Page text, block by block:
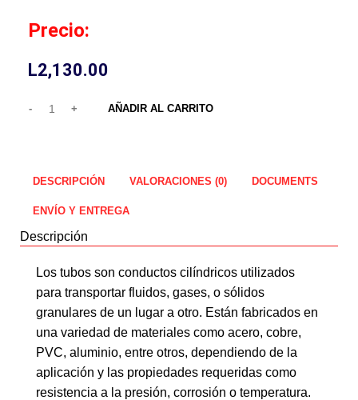
Precio:
L2,130.00
AÑADIR AL CARRITO
DESCRIPCIÓN VALORACIONES (0) DOCUMENTS
ENVÍO Y ENTREGA
Descripción
Los tubos son conductos cilíndricos utilizados
para transportar fluidos, gases, o sólidos
granulares de un lugar a otro. Están fabricados en
una variedad de materiales como acero, cobre,
PVC, aluminio, entre otros, dependiendo de la
aplicación y las propiedades requeridas como
resistencia a la presión, corrosión o temperatura.